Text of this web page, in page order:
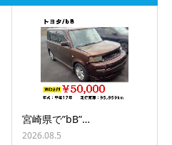
宮崎県で”bB”…
2026.08.5